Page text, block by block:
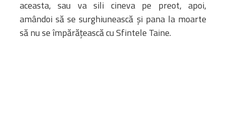
aceasta, sau va sili cineva pe preot, apoi,
amândoi să se surghiunească și pana la moarte
să nu se împărățească cu Sfintele Taine.